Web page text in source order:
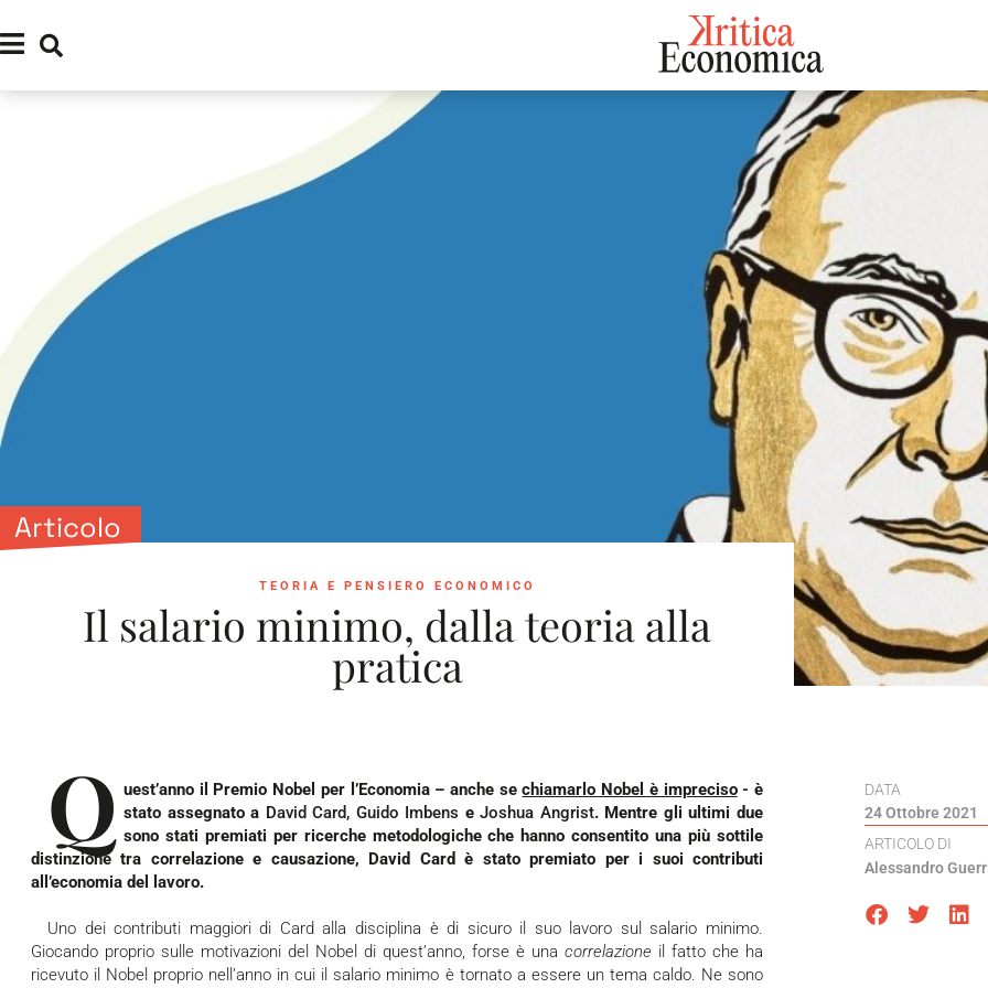
Articolo
TEORIA E PENSIERO ECONOMICO
Il salario minimo, dalla teoria alla
pratica
Q uest’anno il Premio Nobel per l’Economia – anche sechiamarlo Nobel è impreciso- è
stato assegnato a David Card, Guido Imbens eJoshua Angrist. Mentre gli ultimi due
sono stati premiati per ricerche metodologiche che hanno consentito una più sottile
distinzione tra correlazione e causazione, David Card è stato premiato per i suoi contributi
all’economia del lavoro.
Uno dei contributi maggiori di Card alla disciplina è di sicuro il suo lavoro sul salario minimo.
Giocando proprio sulle motivazioni del Nobel di quest’anno, forse è una correlazione il fatto che ha
ricevuto il Nobel proprio nell’anno in cui il salario minimo è tornato a essere un tema caldo. Ne sono
DATA
24 Ottobre 2021
ARTICOLO DI
Alessandro